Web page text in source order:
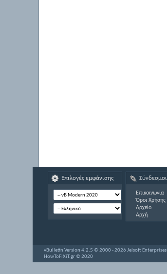
Επιλογές εμφάνισης
Επικοινωνία
Όροι Χρήσης
Αρχείο
Αρχή
vBulletin Version 4.2.5 © 2000 - 2026 Jelsoft
HowToFiXiT.gr © 2020